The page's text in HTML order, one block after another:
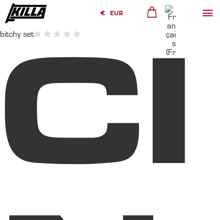
€ EUR
bitchy set
CI